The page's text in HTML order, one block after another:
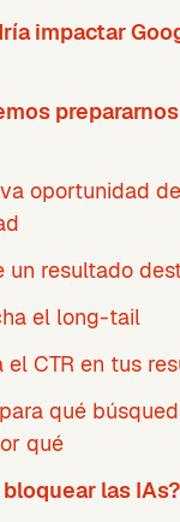
impactar
oportunidad
un resultado
el long-tail
el CTR en tus
qué
qué
las IAs?